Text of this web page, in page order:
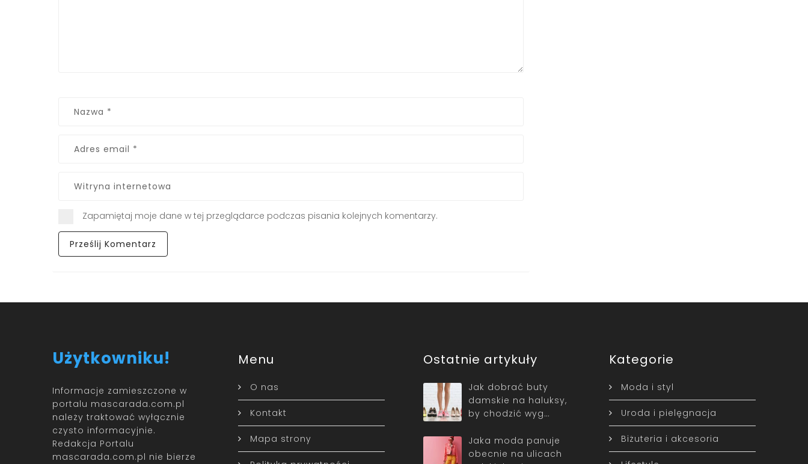
Zapamiętaj moje dane w tej przeglądarce podczas pisania kolejnych komentarzy.
Użytkowniku!
Informacje zamieszczone w
portalu mascarada.com.pl
należy traktować wyłącznie
czysto informacyjnie.
Redakcja Portalu
mascarada.com.pl nie bierze
Menu
O nas
Kontakt
Mapa strony
Ostatnie artykuły
Jak dobrać buty
damskie na haluksy,
by chodzić wyg…
Jaka moda panuje
obecnie na ulicach
Kategorie
Moda i styl
Uroda i pielęgnacja
Biżuteria i akcesoria